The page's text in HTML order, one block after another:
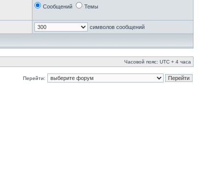
Сообщений Темы
символов сообщений
Часовой пояс: UTC + 4 часа
Перейти: